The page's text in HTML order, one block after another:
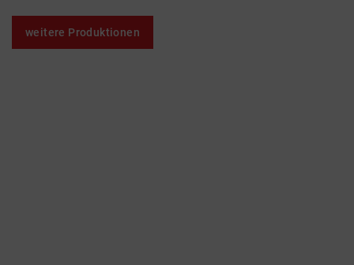
weitere Produktionen